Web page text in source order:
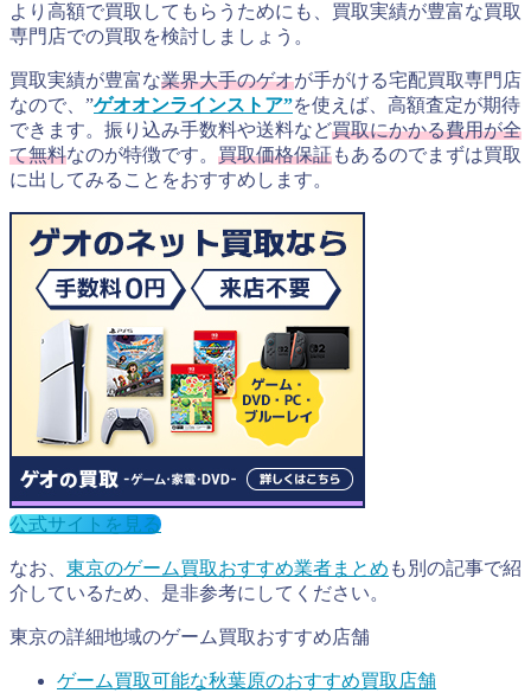
より高額で買取してもらうためにも、買取実績が豊富な買取
専門店での買取を検討しましょう。
買取実績が豊富な業界大手のゲオが手がける宅配買取専門店
なので、”ゲオオンラインストア”を使えば、高額査定が期待
できます。振り込み手数料や送料など買取にかかる費用が全
て無料なのが特徴です。 買取価格保証もあるのでまずは買取
に出してみることをおすすめします。
公式サイトを見る
なお、 東京のゲーム買取おすすめ業者まとめ も別の記事で紹
介しているため、是非参考にしてください。
東京の詳細地域のゲーム買取おすすめ店舗
ゲーム買取可能な秋葉原のおすすめ買取店舗